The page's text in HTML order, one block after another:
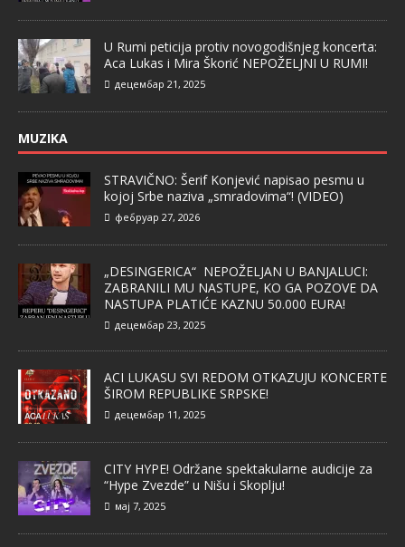
U Rumi peticija protiv novogodišnjeg koncerta:
Aca Lukas i Mira Škorić NEPOŽELJNI U RUMI!
децембар 21, 2025
MUZIKA
STRAVIČNO: Šerif Konjević napisao pesmu u
kojoj Srbe naziva „smradovima“! (VIDEO)
фебруар 27, 2026
„DESINGERICA“ NEPOŽELJAN U BANJALUCI:
ZABRANILI MU NASTUPE, KO GA POZOVE DA
NASTUPA PLATIĆE KAZNU 50.000 EURA!
децембар 23, 2025
ACI LUKASU SVI REDOM OTKAZUJU KONCERTE
ŠIROM REPUBLIKE SRPSKE!
децембар 11, 2025
CITY HYPE! Održane spektakularne audicije za
“Hype Zvezde” u Nišu i Skoplju!
мај 7, 2025